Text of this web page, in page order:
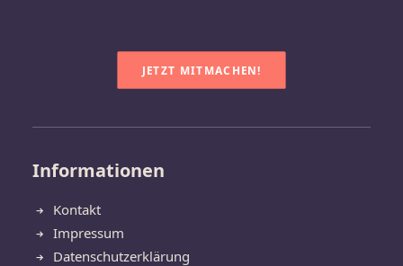
JETZT MITMACHEN!
Informationen
Kontakt
Impressum
Datenschutzerklärung